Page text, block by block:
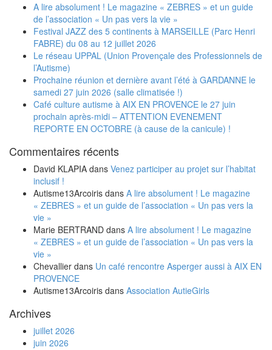
A lire absolument ! Le magazine « ZEBRES » et un guide
de l’association « Un pas vers la vie »
Festival JAZZ des 5 continents à MARSEILLE (Parc Henri
FABRE) du 08 au 12 juillet 2026
Le réseau UPPAL (Union Provençale des Professionnels de
l’Autisme)
Prochaine réunion et dernière avant l’été à GARDANNE le
samedi 27 juin 2026 (salle climatisée !)
Café culture autisme à AIX EN PROVENCE le 27 juin
prochain après-midi – ATTENTION EVENEMENT
REPORTE EN OCTOBRE (à cause de la canicule) !
Commentaires récents
David KLAPIA dans Venez participer au projet sur l’habitat
inclusif !
Autisme13Arcoiris dans A lire absolument ! Le magazine
« ZEBRES » et un guide de l’association « Un pas vers la
vie »
Marie BERTRAND dans A lire absolument ! Le magazine
« ZEBRES » et un guide de l’association « Un pas vers la
vie »
Chevallier dans Un café rencontre Asperger aussi à AIX EN
PROVENCE
Autisme13Arcoiris dans Association AutieGirls
Archives
juillet 2026
juin 2026